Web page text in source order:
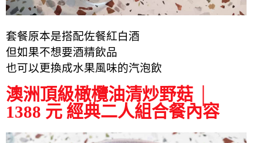
套餐原本是搭配佐餐紅白酒
但如果不想要酒精飲品
也可以更換成水果風味的汽泡飲
澳洲頂級橄欖油清炒野菇 │
1388 元 經典二人組合餐內容